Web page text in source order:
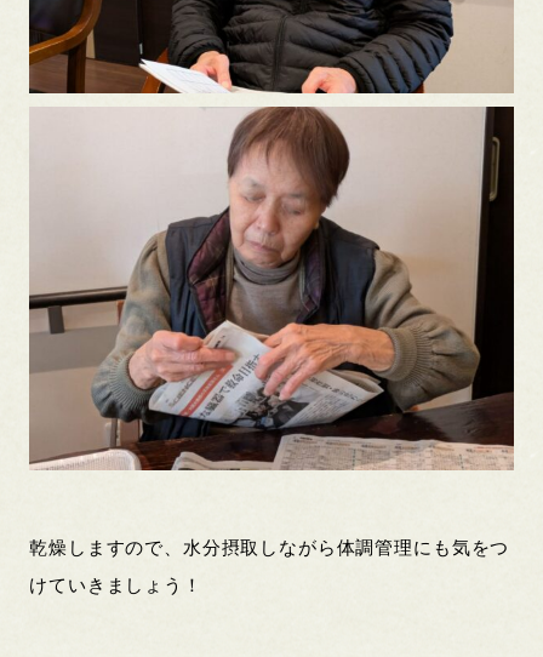
乾燥しますので、水分摂取しながら体調管理にも気をつ
けていきましょう！